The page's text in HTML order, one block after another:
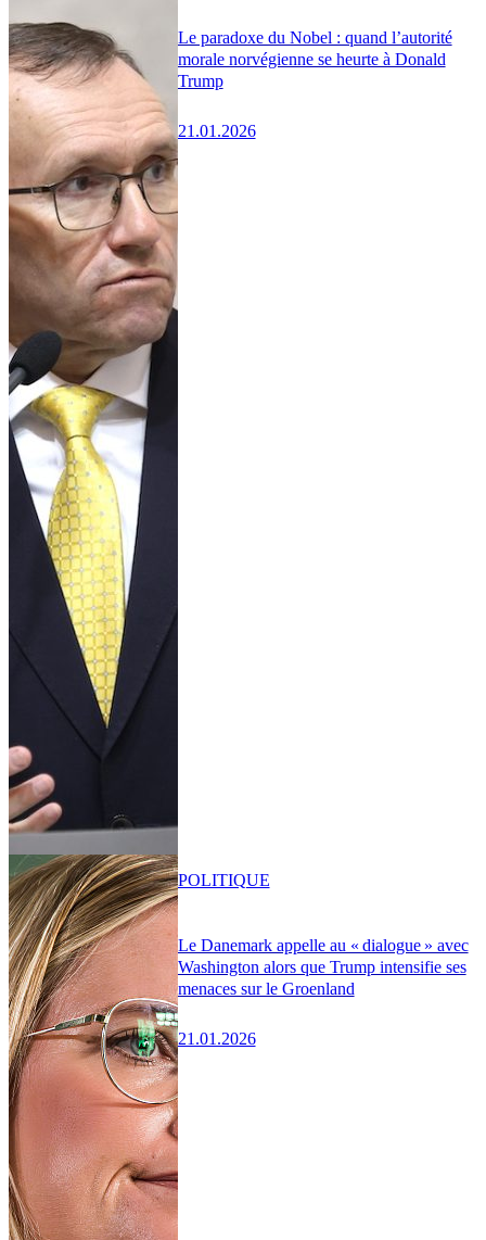
Le paradoxe du Nobel : quand l’autorité
morale norvégienne se heurte à Donald
Trump
21.01.2026
Le Danemark appelle au « dialogue » avec
Washington alors que Trump intensifie ses
menaces sur le Groenland
21.01.2026
POLITIQUE